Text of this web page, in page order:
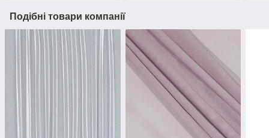
Подібні товари компанії